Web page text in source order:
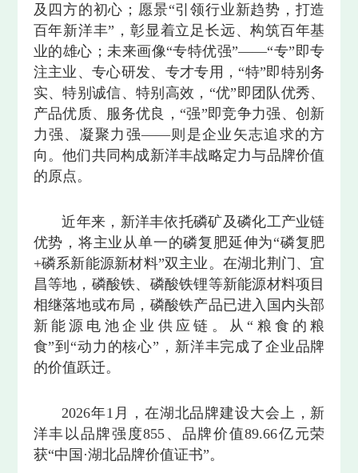
及四方的初心；愿景“引领行业新趋势，打造
百年新洋丰”，彰显着立足长远、构筑百年基
业的雄心；未来画像“专特优强”——“专”即专
注主业、专心研发、专才专用，“特”即特别务
实、特别诚信、特别高效，“优”即团队优秀、
产品优质、服务优良，“强”即竞争力强、创新
力强、凝聚力强——则是企业矢志追求的方
向。他们共同构成新洋丰战略定力与品牌价值
的原点。
近年来，新洋丰依托磷矿及磷化工产业链
优势，将主业从单一的磷复肥延伸为“磷复肥
+磷系新能源新材料”双主业。在湖北荆门、宜
昌等地，磷酸铁、磷酸铁锂等新能源材料项目
相继落地或布局，磷酸铁产品已进入国内头部
新能源电池企业供应链。从“粮食的粮
食”到“动力的核心”，新洋丰完成了企业品牌
的价值跃迁。
2026年1月，在湖北品牌建设大会上，新
洋丰以品牌强度855、品牌价值89.66亿元荣
获“中国·湖北品牌价值证书”。